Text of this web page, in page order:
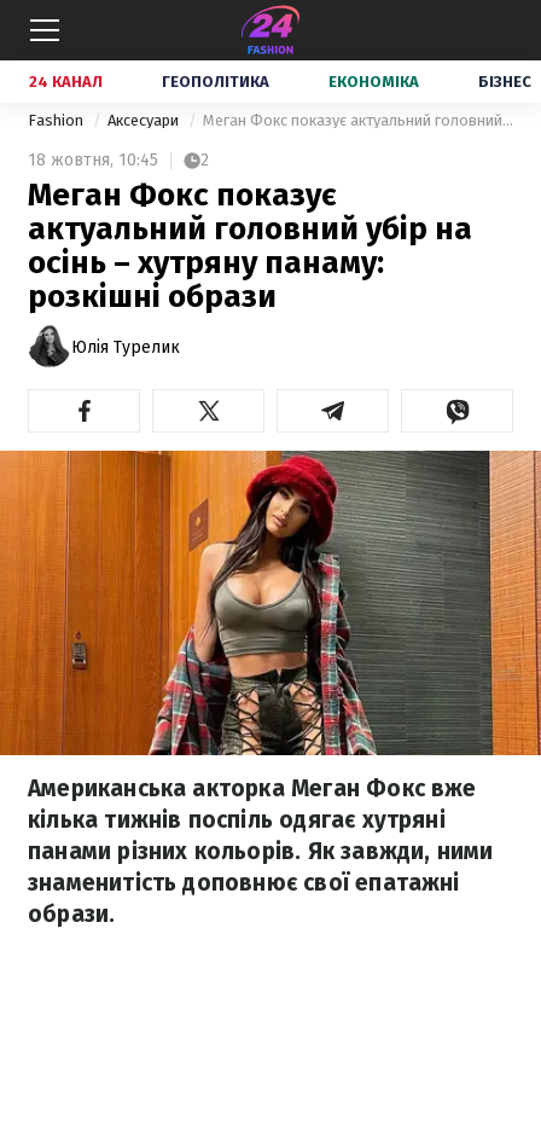
24 КАНАЛ ГЕОПОЛІТИКА ЕКОНОМІКА БІЗНЕС
Fashion Аксесуари Меган Фокс показує актуальний головний убір на осінь – хутряну панаму: розкішні образи
18 жовтня, 10:45 2
Меган Фокс показує
актуальний головний убір на
осінь – хутряну панаму:
розкішні образи
Юлія Турелик
Американська акторка Меган Фокс вже
кілька тижнів поспіль одягає хутряні
панами різних кольорів. Як завжди, ними
знаменитість доповнює свої епатажні
образи.